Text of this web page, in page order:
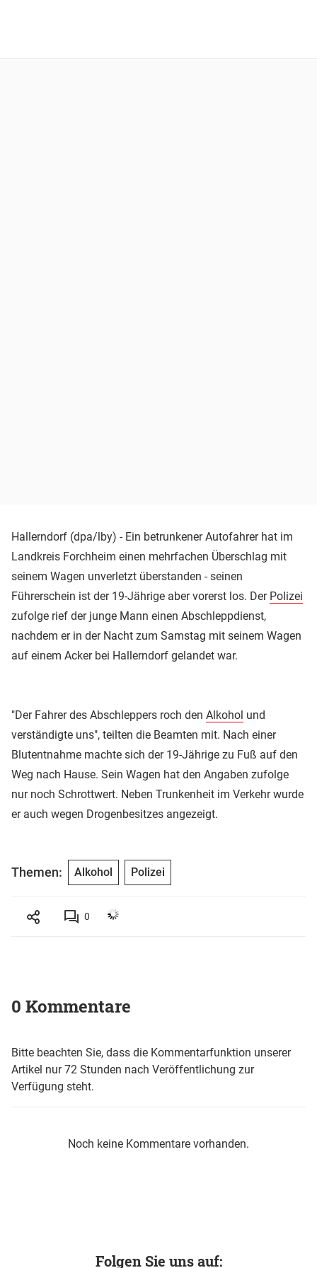
Hallerndorf (dpa/lby) - Ein betrunkener Autofahrer hat im
Landkreis Forchheim einen mehrfachen Überschlag mit
seinem Wagen unverletzt überstanden - seinen
Führerschein ist der 19-Jährige aber vorerst los. Der Polizei
zufolge rief der junge Mann einen Abschleppdienst,
nachdem er in der Nacht zum Samstag mit seinem Wagen
auf einem Acker bei Hallerndorf gelandet war.
"Der Fahrer des Abschleppers roch den Alkohol und
verständigte uns", teilten die Beamten mit. Nach einer
Blutentnahme machte sich der 19-Jährige zu Fuß auf den
Weg nach Hause. Sein Wagen hat den Angaben zufolge
nur noch Schrottwert. Neben Trunkenheit im Verkehr wurde
er auch wegen Drogenbesitzes angezeigt.
Themen: Alkohol Polizei
0
0 Kommentare
Bitte beachten Sie, dass die Kommentarfunktion unserer
Artikel nur 72 Stunden nach Veröffentlichung zur
Verfügung steht.
Noch keine Kommentare vorhanden.
Folgen Sie uns auf: